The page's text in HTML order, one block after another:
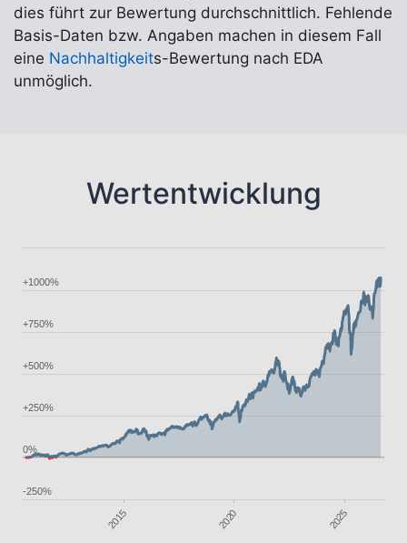
dies führt zur Bewertung durchschnittlich. Fehlende
Basis-Daten bzw. Angaben machen in diesem Fall
eine Nachhaltigkeits-Bewertung nach EDA
unmöglich.
Wertentwicklung
2015 2020 2025
-250%
0%
+250%
+500%
+750%
+1000%